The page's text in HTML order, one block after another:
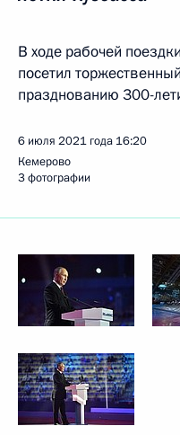
В ходе рабочей
посетил
празднованию 300-
6 июля 2021 года 16:20
Кемерово
3 фотографии